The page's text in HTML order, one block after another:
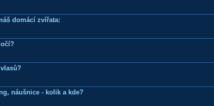
domácí zvířata:
náušnice - kolik a kde?